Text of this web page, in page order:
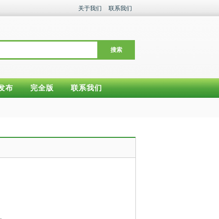
关于我们 联系我们
搜索
布 完全版 联系我们